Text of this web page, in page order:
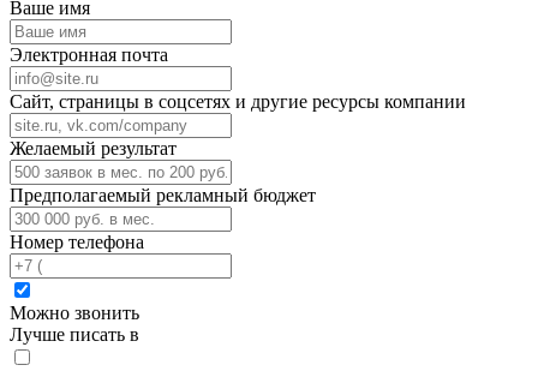
Ваше имя
Электронная почта
Сайт, страницы в соцсетях и другие ресурсы компании
Желаемый результат
Предполагаемый рекламный бюджет
Номер телефона
Можно звонить
Лучше писать в